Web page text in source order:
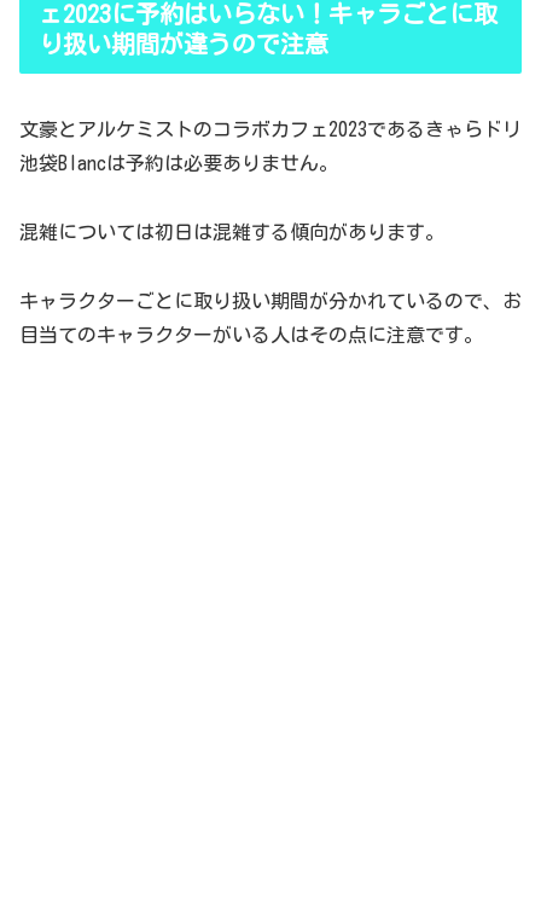
ェ2023に予約はいらない！キャラごとに取
り扱い期間が違うので注意
文豪とアルケミストのコラボカフェ2023であるきゃらドリ
池袋Blancは予約は必要ありません。
混雑については初日は混雑する傾向があります。
キャラクターごとに取り扱い期間が分かれているので、お
目当てのキャラクターがいる人はその点に注意です。